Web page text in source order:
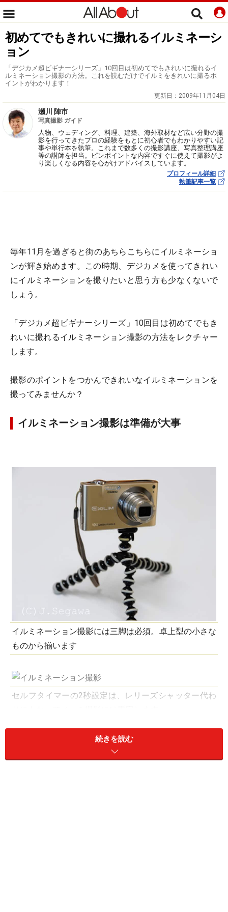
初めてでもきれいに撮れるイルミネーシ
ョン
「デジカメ超ビギナーシリーズ」10回目は初めてでもきれいに撮れるイ
ルミネーション撮影の方法。これを読むだけでイルミをきれいに撮るポ
イントがわかります！
更新日： 2009年11月04日
瀬川 陣市
写真撮影 ガイド
人物、ウェディング、料理、建築、海外取材など広い分野の撮
影を行ってきたプロの経験をもとに初心者でもわかりやすい記
事や単行本を執筆。これまで数多くの撮影講座、写真整理講座
等の講師を担当。ピンポイントな内容ですぐに使えて撮影がよ
り楽しくなる内容を心がけアドバイスしています。
プロフィール詳細
執筆記事一覧
毎年11月を過ぎると街のあちらこちらにイルミネーショ
ンが輝き始めます。この時期、デジカメを使ってきれい
にイルミネーションを撮りたいと思う方も少なくないで
しょう。
「デジカメ超ビギナーシリーズ」10回目は初めてでもき
れいに撮れるイルミネーション撮影の方法をレクチャー
します。
撮影のポイントをつかんできれいなイルミネーションを
撮ってみませんか？
イルミネーション撮影は準備が大事
イルミネーション撮影には三脚は必須。卓上型の小さな
ものから揃います
セルフタイマーの2秒設定は、レリーズシャッター代わ
撮影シーンモードは「夜景モード」が便利です
続きを読む